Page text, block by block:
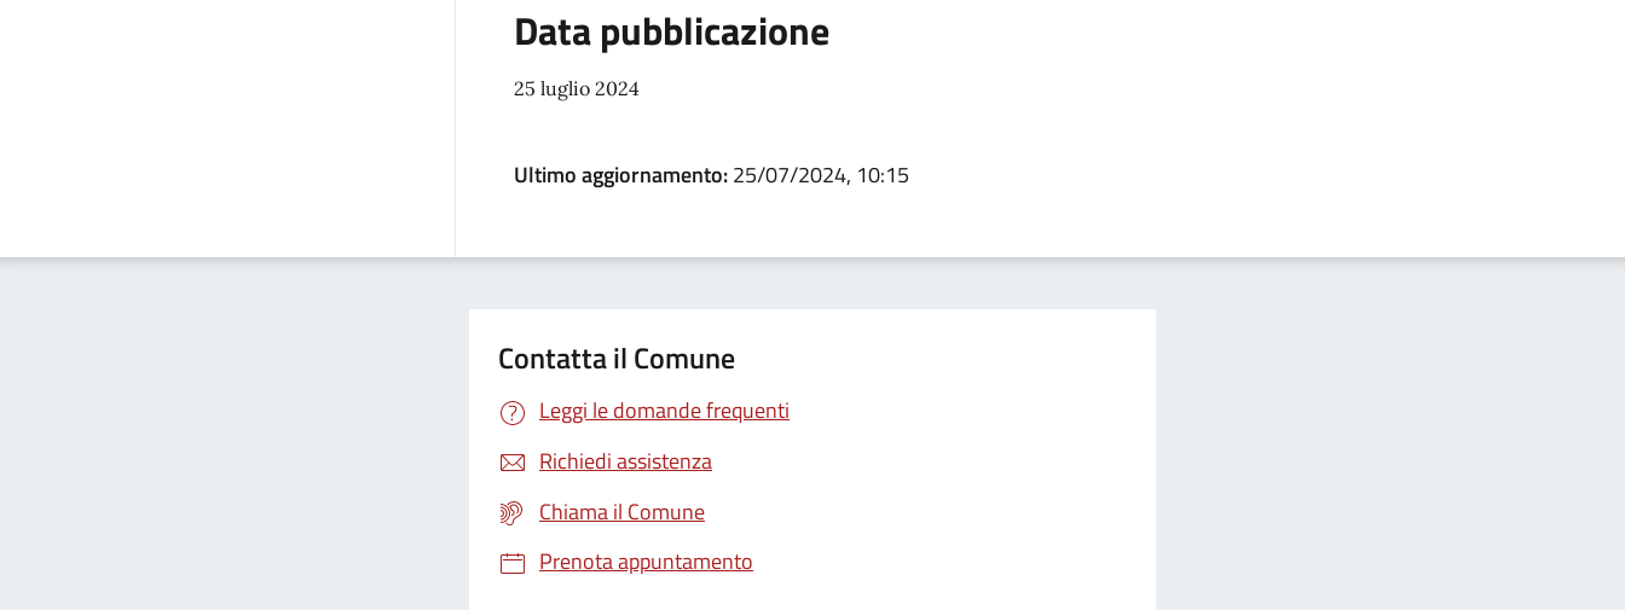
Data pubblicazione
25 luglio 2024
Ultimo aggiornamento:25/07/2024, 10:15
Contatta il Comune
Leggi le domande frequenti
Richiedi assistenza
Chiama il Comune
Prenota appuntamento